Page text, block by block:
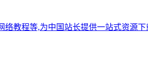
络教程等,为中国站长提供一站式资源下